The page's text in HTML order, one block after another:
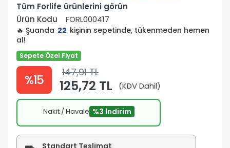
Tüm Forlife ürünlerini görün
Ürün Kodu
FORL000417
🔥 Şuanda 22 kişinin sepetinde, tükenmeden hemen
al!
Sepete Özel Fiyat
%15 147,91 TL
125,72 TL (KDV Dahil)
Nakit / Havale %3 İndirim
Standart Teslimat